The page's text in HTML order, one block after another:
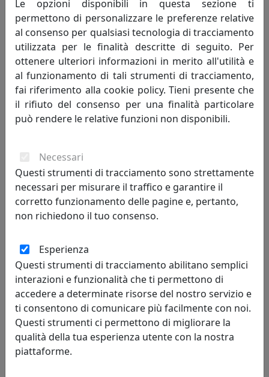
Potrebbero interessarti
Arti e Mestieri
Le opzioni disponibili in questa sezione ti
permettono di personalizzare le preferenze relative
al consenso per qualsiasi tecnologia di tracciamento
utilizzata per le finalità descritte di seguito. Per
ottenere ulteriori informazioni in merito all'utilità e
al funzionamento di tali strumenti di tracciamento,
fai riferimento alla cookie policy. Tieni presente che
il rifiuto del consenso per una finalità particolare
può rendere le relative funzioni non disponibili.
Necessari
Questi strumenti di tracciamento sono strettamente
necessari per misurare il traffico e garantire il
corretto funzionamento delle pagine e, pertanto,
non richiedono il tuo consenso.
Esperienza
Questi strumenti di tracciamento abilitano semplici
interazioni e funzionalità che ti permettono di
accedere a determinate risorse del nostro servizio e
ti consentono di comunicare più facilmente con noi.
Questi strumenti ci permettono di migliorare la
qualità della tua esperienza utente con la nostra
piattaforme.